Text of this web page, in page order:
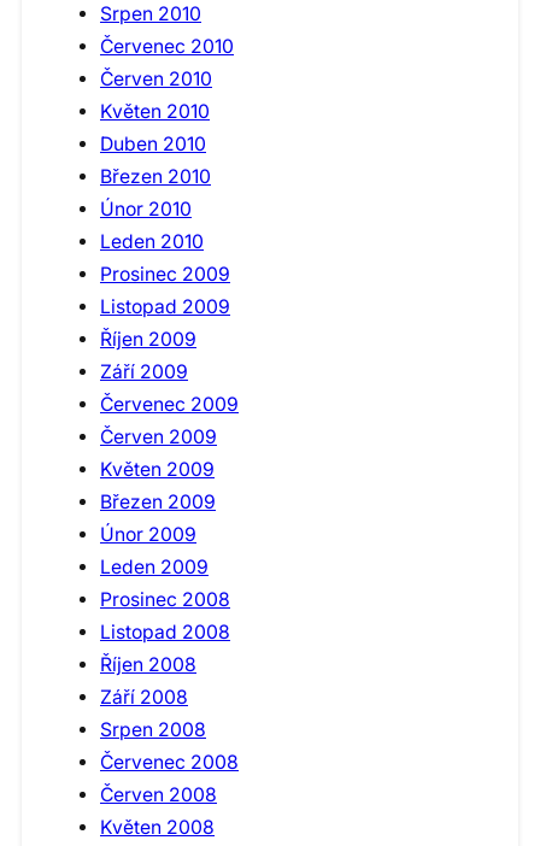
Srpen 2010
Červenec 2010
Červen 2010
Květen 2010
Duben 2010
Březen 2010
Únor 2010
Leden 2010
Prosinec 2009
Listopad 2009
Říjen 2009
Září 2009
Červenec 2009
Červen 2009
Květen 2009
Březen 2009
Únor 2009
Leden 2009
Prosinec 2008
Listopad 2008
Říjen 2008
Září 2008
Srpen 2008
Červenec 2008
Červen 2008
Květen 2008